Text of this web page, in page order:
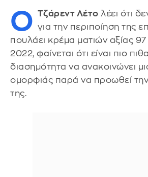
Ο Τζάρεντ Λέτο λέει ότι
για την περιποίηση της
πουλάει κρέμα ματιών αξίας
2022, φαίνεται ότι είναι πιο
διασημότητα να ανακοινώνει
ομορφιάς παρά να προωθεί την
της.